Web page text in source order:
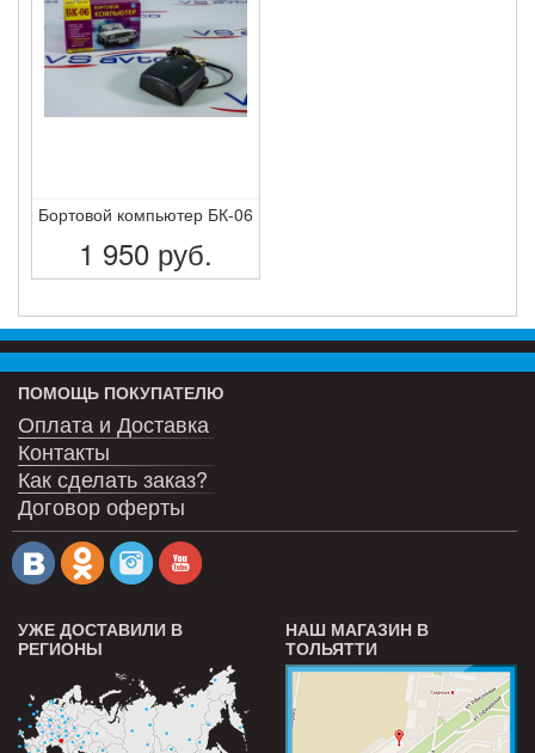
Бортовой компьютер БК-06
1 950 руб.
ПОДРОБНЕЕ
ПОМОЩЬ ПОКУПАТЕЛЮ
Оплата и Доставка
Контакты
Как сделать заказ?
Договор оферты
УЖЕ ДОСТАВИЛИ В
РЕГИОНЫ
НАШ МАГАЗИН В
ТОЛЬЯТТИ